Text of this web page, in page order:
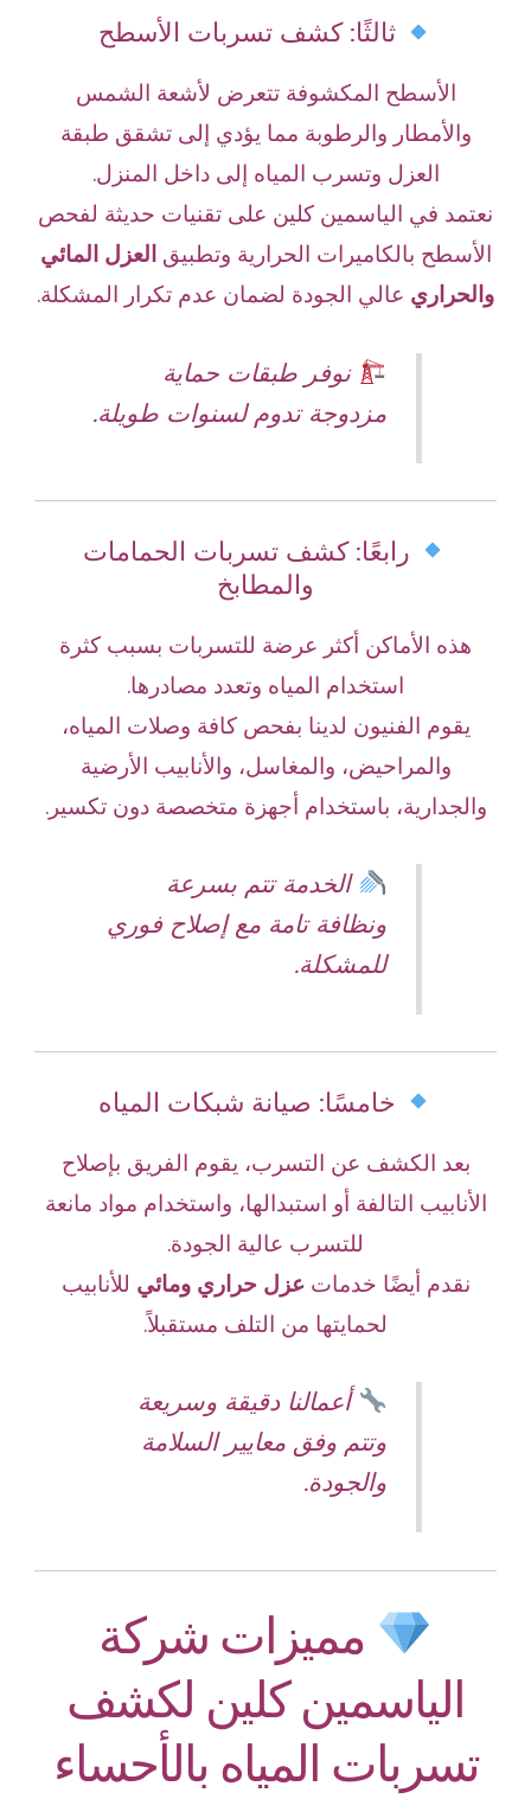
ثالثًا: كشف تسربات الأسطح
الأسطح المكشوفة تتعرض لأشعة الشمس
والأمطار والرطوبة مما يؤدي إلى تشقق طبقة
العزل وتسرب المياه إلى داخل المنزل.
نعتمد في الياسمين كلين على تقنيات حديثة لفحص
الأسطح بالكاميرات الحرارية وتطبيقالعزل المائي
والحراري عالي الجودة لضمان عدم تكرار المشكلة.
نوفر طبقات حماية
مزدوجة تدوم لسنوات طويلة.
رابعًا: كشف تسربات الحمامات
والمطابخ
هذه الأماكن أكثر عرضة للتسربات بسبب كثرة
استخدام المياه وتعدد مصادرها.
يقوم الفنيون لدينا بفحص كافة وصلات المياه،
والمراحيض، والمغاسل، والأنابيب الأرضية
والجدارية، باستخدام أجهزة متخصصة دون تكسير.
الخدمة تتم بسرعة
ونظافة تامة مع إصلاح فوري
للمشكلة.
خامسًا: صيانة شبكات المياه
بعد الكشف عن التسرب، يقوم الفريق بإصلاح
الأنابيب التالفة أو استبدالها، واستخدام مواد مانعة
للتسرب عالية الجودة.
نقدم أيضًا خدماتعزل حراري ومائي للأنابيب
لحمايتها من التلف مستقبلاً.
أعمالنا دقيقة وسريعة
وتتم وفق معايير السلامة
والجودة.
مميزات شركة
الياسمين كلين لكشف
تسربات المياه بالأحساء